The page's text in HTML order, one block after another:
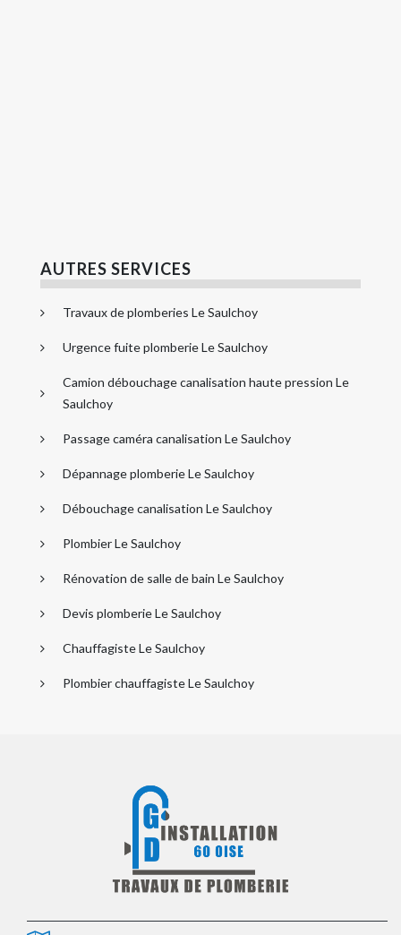
AUTRES SERVICES
Travaux de plomberies Le Saulchoy
Urgence fuite plomberie Le Saulchoy
Camion débouchage canalisation haute pression Le
Saulchoy
Passage caméra canalisation Le Saulchoy
Dépannage plomberie Le Saulchoy
Débouchage canalisation Le Saulchoy
Plombier Le Saulchoy
Rénovation de salle de bain Le Saulchoy
Devis plomberie Le Saulchoy
Chauffagiste Le Saulchoy
Plombier chauffagiste Le Saulchoy